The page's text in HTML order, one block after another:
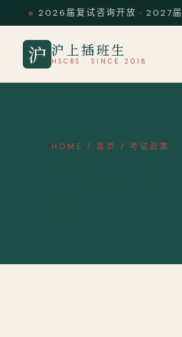
2026届复试咨询开放 · 2027
沪 沪上插班生
HSCBS · SINCE 2018
HOME / 首页 / 考试政策